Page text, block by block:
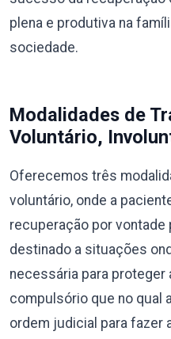
plena e produtiva na
sociedade.
Modalidades de
Voluntário,
Oferecemos três
voluntário, onde a
recuperação por vontade
destinado a situações
necessária para proteger
compulsório que no qual
ordem judicial para fazer